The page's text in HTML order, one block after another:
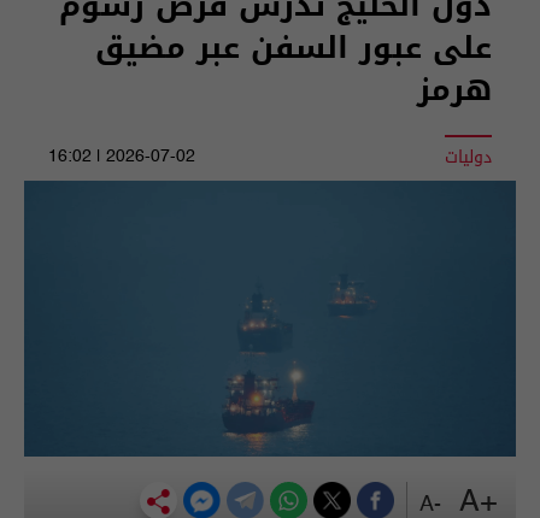
على عبور السفن عبر مضيق
هرمز
دوليات 2026-07-02 | 16:02
+A
-A